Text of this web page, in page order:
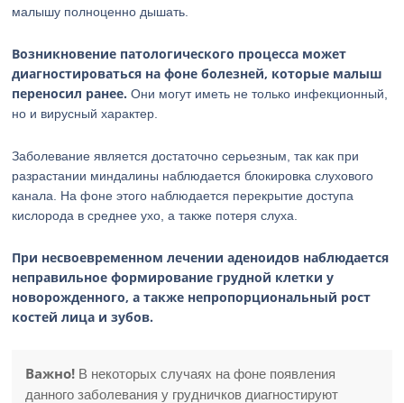
малышу полноценно дышать.
Возникновение патологического процесса может
диагностироваться на фоне болезней, которые малыш
переносил ранее. Они могут иметь не только инфекционный,
но и вирусный характер.
Заболевание является достаточно серьезным, так как при
разрастании миндалины наблюдается блокировка слухового
канала. На фоне этого наблюдается перекрытие доступа
кислорода в среднее ухо, а также потеря слуха.
При несвоевременном лечении аденоидов наблюдается
неправильное формирование грудной клетки у
новорожденного, а также непропорциональный рост
костей лица и зубов.
Важно! В некоторых случаях на фоне появления
данного заболевания у грудничков диагностируют